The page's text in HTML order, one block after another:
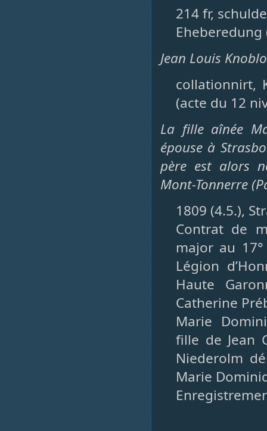
214 fr,
Jean Louis
collationnirt,
(acte du 12
La fille aînée
épouse à
père est alors
Mont-Tonnerre
1809 (4.5.),
Contrat de
major au
Légion
Haute
Catherine
Marie
fille de Jean
Niederolm
Marie